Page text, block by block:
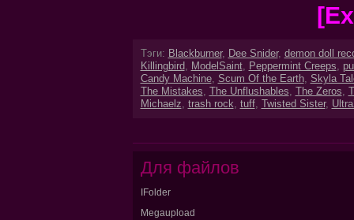
Тэги: Blackburner, Dee Snider, demon doll
Killingbird, ModelSaint, Peppermint Creeps,
Candy Machine, Scum Of the Earth, Skyla
The Mistakes, The Unflushables, The Zeros,
Michaelz, trash rock, tuff, Twisted Sister,
Для файлов
IFolder
Megaupload